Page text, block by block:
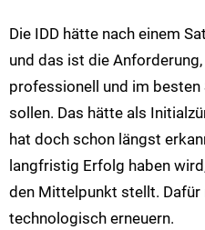
Die IDD hätte nach einem
und das ist die
professionell und im besten
sollen. Das hätte als
hat doch schon längst
langfristig Erfolg haben
den Mittelpunkt stellt.
technologisch erneuern.